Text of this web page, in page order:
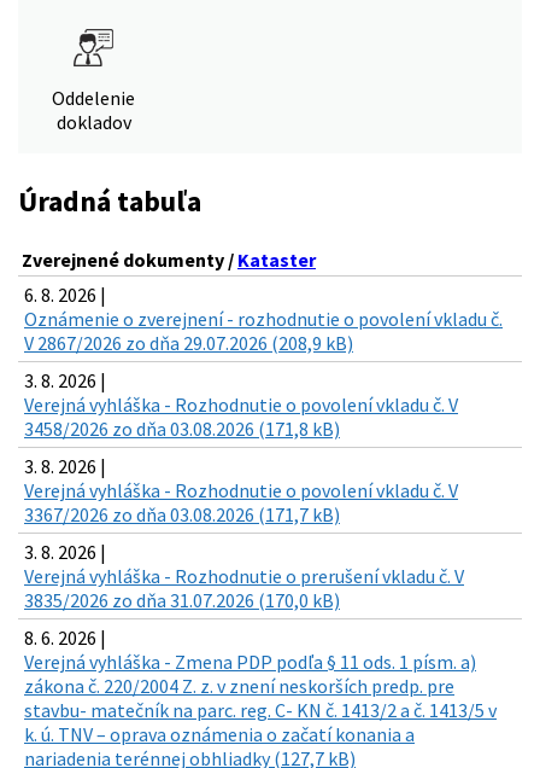
Oddelenie
dokladov
Úradná tabuľa
Zverejnené dokumenty / Kataster
6. 8. 2026 |
Oznámenie o zverejnení - rozhodnutie o povolení vkladu č.
V 2867/2026 zo dňa 29.07.2026 (208,9 kB)
3. 8. 2026 |
Verejná vyhláška - Rozhodnutie o povolení vkladu č. V
3458/2026 zo dňa 03.08.2026 (171,8 kB)
3. 8. 2026 |
Verejná vyhláška - Rozhodnutie o povolení vkladu č. V
3367/2026 zo dňa 03.08.2026 (171,7 kB)
3. 8. 2026 |
Verejná vyhláška - Rozhodnutie o prerušení vkladu č. V
3835/2026 zo dňa 31.07.2026 (170,0 kB)
8. 6. 2026 |
Verejná vyhláška - Zmena PDP podľa § 11 ods. 1 písm. a)
zákona č. 220/2004 Z. z. v znení neskorších predp. pre
stavbu- matečník na parc. reg. C- KN č. 1413/2 a č. 1413/5 v
k. ú. TNV – oprava oznámenia o začatí konania a
nariadenia terénnej obhliadky (127,7 kB)